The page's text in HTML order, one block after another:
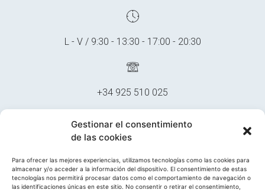
Gestionar el consentimiento
de las cookies
Para ofrecer las mejores experiencias, utilizamos tecnologías como las cookies para
almacenar y/o acceder a la información del dispositivo. El consentimiento de estas
tecnologías nos permitirá procesar datos como el comportamiento de navegación o
las identificaciones únicas en este sitio. No consentir o retirar el consentimiento,
L - V / 9:30 - 13:30 - 17:00 - 20:30
+34 925 510 025
multidentalclinica@gmail.com